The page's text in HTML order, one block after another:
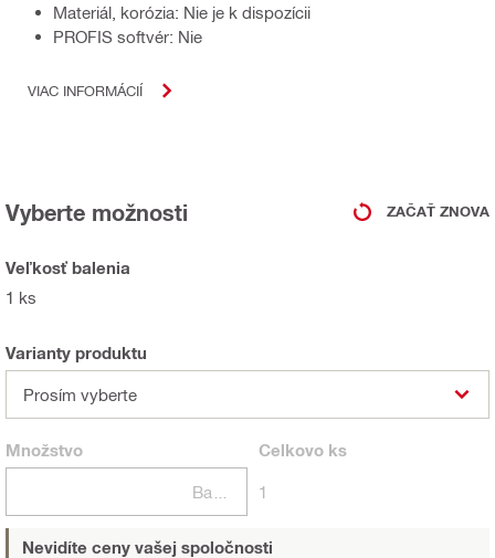
Materiál, korózia: Nie je k dispozícii
PROFIS softvér: Nie
VIAC INFORMÁCIÍ
Vyberte možnosti ZAČAŤ ZNOVA
Veľkosť balenia
1 ks
Varianty produktu
Prosím vyberte
Množstvo Celkovo ks
1
Nevidíte ceny vašej spoločnosti